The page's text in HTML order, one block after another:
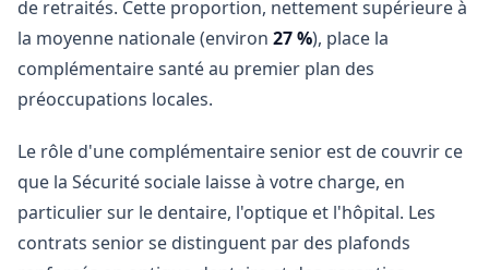
de retraités. Cette proportion, nettement supérieure à
la moyenne nationale (environ 27 %), place la
complémentaire santé au premier plan des
préoccupations locales.
Le rôle d'une complémentaire senior est de couvrir ce
que la Sécurité sociale laisse à votre charge, en
particulier sur le dentaire, l'optique et l'hôpital. Les
contrats senior se distinguent par des plafonds